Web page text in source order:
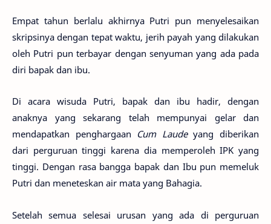
Empat tahun berlalu akhirnya Putri pun menyelesaikan
skripsinya dengan tepat waktu, jerih payah yang dilakukan
oleh Putri pun terbayar dengan senyuman yang ada pada
diri bapak dan ibu.
Di acara wisuda Putri, bapak dan ibu hadir, dengan
anaknya yang sekarang telah mempunyai gelar dan
mendapatkan penghargaan Cum Laudeyang diberikan
dari perguruan tinggi karena dia memperoleh IPK yang
tinggi. Dengan rasa bangga bapak dan Ibu pun memeluk
Putri dan meneteskan air mata yang Bahagia.
Setelah semua selesai urusan yang ada di perguruan